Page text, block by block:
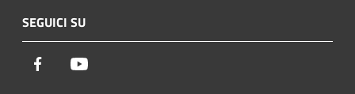
SEGUICI SU
Facebook